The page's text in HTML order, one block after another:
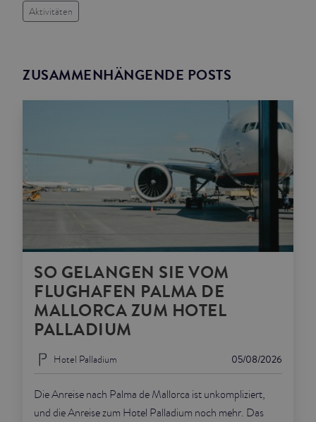
Aktivitäten
ZUSAMMENHÄNGENDE POSTS
SO GELANGEN SIE VOM
FLUGHAFEN PALMA DE
MALLORCA ZUM HOTEL
PALLADIUM
05/08/2026
Hotel Palladium
Die Anreise nach Palma de Mallorca ist unkompliziert,
und die Anreise zum Hotel Palladium noch mehr. Das